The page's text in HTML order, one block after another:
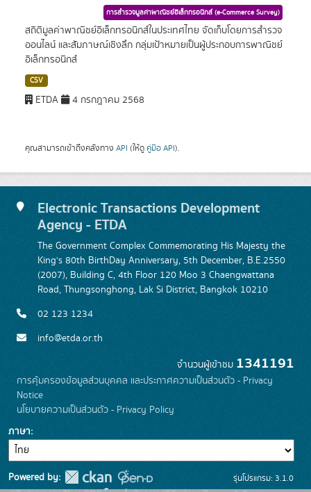
การสำรวจมูลค่าพาณิชย์อิเล็กทรอนิกส์ (e-Commerce Survey)
สถิติมูลค่าพาณิชย์อิเล็กทรอนิกส์ในประเทศไทย จัดเก็บโดยการสำรวจ
ออนไลน์ และสัมภาษณ์เชิงลึก กลุ่มเป้าหมายเป็นผู้ประกอบการพาณิชย์
อิเล็กทรอนิกส์
CSV
ETDA 4 กรกฎาคม 2568
คุณสามารถเข้าถึงคลังทาง API (ให้ดู คู่มือ API).
Electronic Transactions Development
Agency - ETDA
The Government Complex Commemorating His Majesty the
King's 80th BirthDay Anniversary, 5th December, B.E.2550
(2007), Building C, 4th Floor 120 Moo 3 Chaengwattana
Road, Thungsonghong, Lak Si District, Bangkok 10210
02 123 1234
info@etda.or.th
จำนวนผู้เข้าชม 1341191
การคุ้มครองข้อมูลส่วนบุคคล และประกาศความเป็นส่วนตัว - Privacy
Notice
นโยบายความเป็นส่วนตัว - Privacy Policy
ภาษา
Powered by:
รุ่นโปรแกรม: 3.1.0